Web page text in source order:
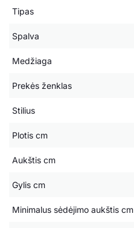
Tipas
Spalva
Medžiaga
Prekės ženklas
Stilius
Plotis cm
Aukštis cm
Gylis cm
Minimalus sėdėjimo aukštis cm